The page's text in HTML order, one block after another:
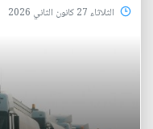
الثلاثاء 27 كانون الثاني 2026